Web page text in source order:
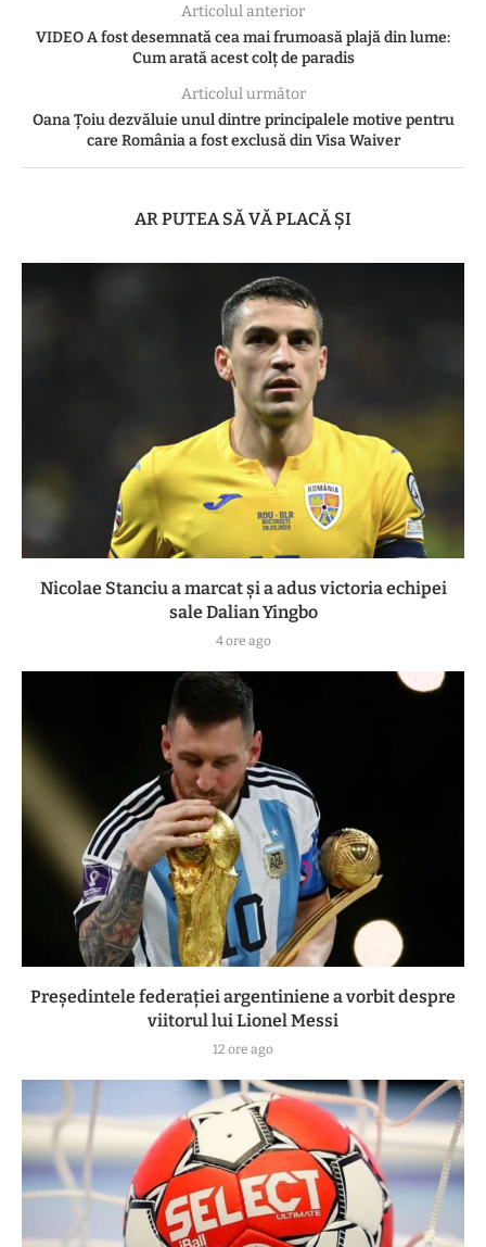
Articolul anterior
VIDEO A fost desemnată cea mai frumoasă plajă din lume:
Cum arată acest colț de paradis
Articolul următor
Oana Țoiu dezvăluie unul dintre principalele motive pentru
care România a fost exclusă din Visa Waiver
AR PUTEA SĂ VĂ PLACĂ ȘI
Nicolae Stanciu a marcat și a adus victoria echipei
sale Dalian Yingbo
4 ore ago
Președintele federației argentiniene a vorbit despre
viitorul lui Lionel Messi
12 ore ago